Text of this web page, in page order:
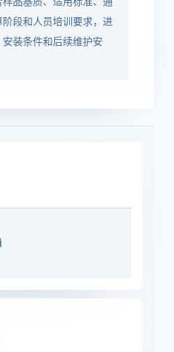
段和人员培训要求，进
装条件和后续维护安